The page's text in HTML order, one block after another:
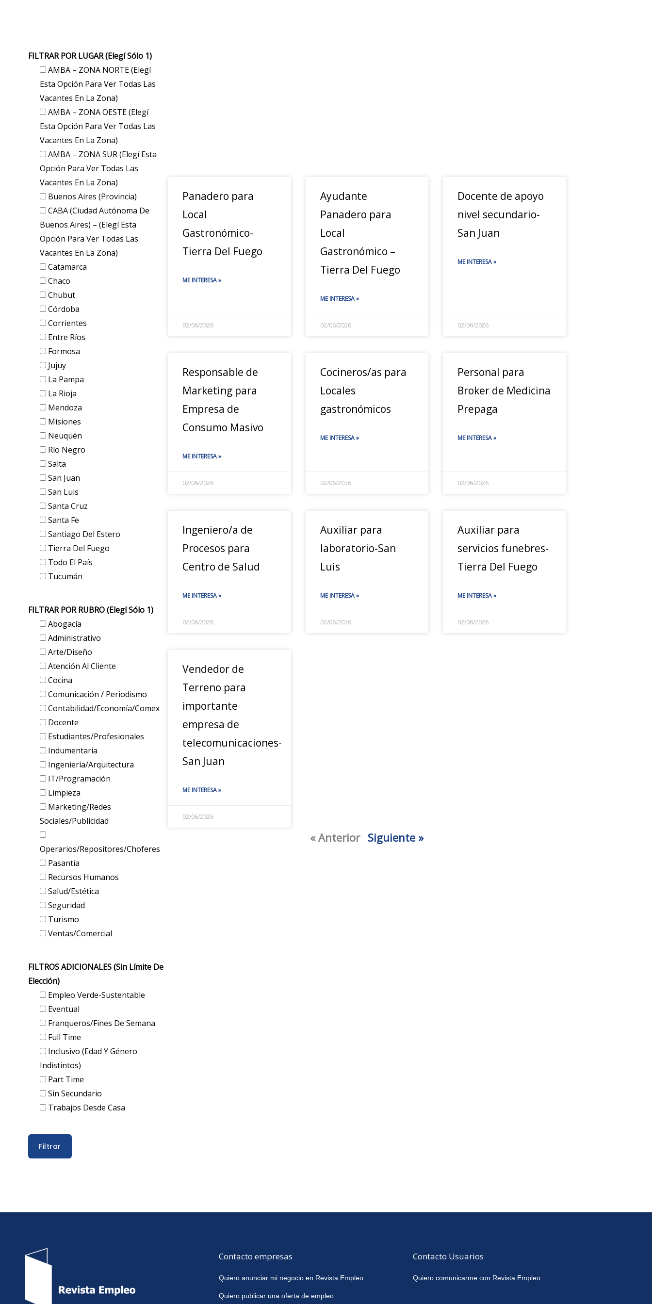
FILTRAR POR LUGAR (elegí Sólo 1)
AMBA – ZONA NORTE (elegí
Esta Opción Para Ver Todas Las
Vacantes En La Zona)
AMBA – ZONA OESTE (elegí
Esta Opción Para Ver Todas Las
Vacantes En La Zona)
AMBA – ZONA SUR (elegí Esta
Opción Para Ver Todas Las
Vacantes En La Zona)
Buenos Aires (provincia)
CABA (Ciudad Autónoma De
Buenos Aires) – (elegí Esta
Opción Para Ver Todas Las
Vacantes En La Zona)
Catamarca
Chaco
Chubut
Córdoba
Corrientes
Entre Ríos
Formosa
Jujuy
La Pampa
La Rioja
Mendoza
Misiones
Neuquén
Río Negro
Salta
San Juan
San Luis
Santa Cruz
Santa Fe
Santiago Del Estero
Tierra Del Fuego
Todo El País
Tucumán
FILTRAR POR RUBRO (elegí Sólo 1)
Abogacía
Administrativo
Arte/Diseño
Atención Al Cliente
Cocina
Comunicación / Periodismo
Contabilidad/Economía/Comex
Docente
Estudiantes/Profesionales
Indumentaria
Ingeniería/Arquitectura
IT/Programación
Limpieza
Marketing/Redes
Sociales/Publicidad
Operarios/Repositores/Choferes
Pasantía
Recursos Humanos
Salud/Estética
Seguridad
Turismo
Ventas/Comercial
FILTROS ADICIONALES (sin Límite De
Elección)
Empleo Verde-Sustentable
Eventual
Franqueros/Fines De Semana
Full Time
Inclusivo (edad Y Género
Indistintos)
Part Time
Sin Secundario
Trabajos Desde Casa
Panadero para
Local
Gastronómico-
Tierra Del Fuego
ME INTERESA »
02/06/2026
Ayudante
Panadero para
Local
Gastronómico –
Tierra Del Fuego
ME INTERESA »
02/06/2026
Docente de apoyo
nivel secundario-
San Juan
ME INTERESA »
02/06/2026
Responsable de
Marketing para
Empresa de
Consumo Masivo
ME INTERESA »
02/06/2026
Cocineros/as para
Locales
gastronómicos
ME INTERESA »
02/06/2026
Personal para
Broker de Medicina
Prepaga
ME INTERESA »
02/06/2026
Ingeniero/a de
Procesos para
Centro de Salud
ME INTERESA »
02/06/2026
Auxiliar para
laboratorio-San
Luis
ME INTERESA »
02/06/2026
Auxiliar para
servicios funebres-
Tierra Del Fuego
ME INTERESA »
02/06/2026
Vendedor de
Terreno para
importante
empresa de
telecomunicaciones-
San Juan
ME INTERESA »
02/06/2026
« Anterior Siguiente »
Contacto empresas
Quiero anunciar mi negocio en Revista Empleo
Quiero publicar una oferta de empleo
Contacto Usuarios
Quiero comunicarme con Revista Empleo